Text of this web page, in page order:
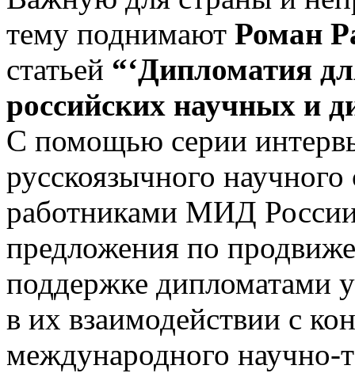
тему поднимают Роман
статьей “‘Дипломатия
российских научных и
С помощью серии
русскоязычного
работниками МИД
предложения по
поддержке дипломатами
в их взаимодействии с
международного научно-